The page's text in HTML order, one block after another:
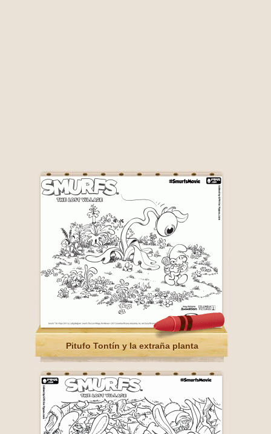
Pitufo Tontín y la extraña planta